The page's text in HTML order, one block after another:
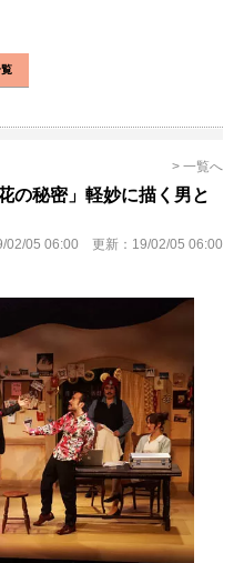
> 一覧へ
の秘密」軽妙に描く男と
02/05 06:00 更新： 19/02/05 06:00